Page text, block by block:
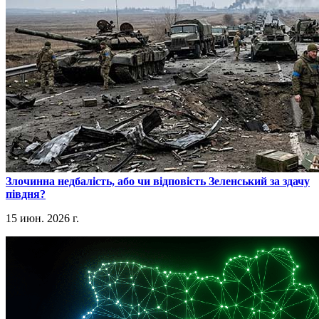
​Злочинна недбалість, або чи відповість Зеленський за здачу
півдня?
15 июн. 2026 г.